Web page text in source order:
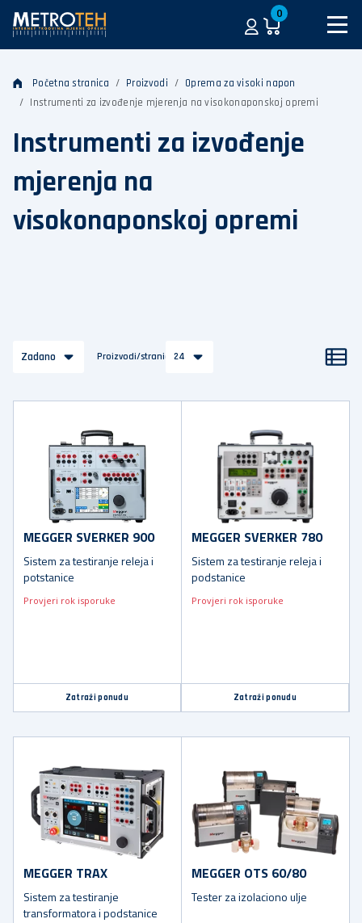
0
Početna stranica Proizvodi
Oprema za visoki napon
Instrumenti za izvođenje mjerenja na visokonaponskoj opremi
Instrumenti za izvođenje
mjerenja na
visokonaponskoj opremi
Zadano Proizvodi/stranica24
MEGGER SVERKER 900
Sistem za testiranje releja i
potstanice
Provjeri rok isporuke
Zatraži ponudu
MEGGER SVERKER 780
Sistem za testiranje releja i
podstanice
Provjeri rok isporuke
Zatraži ponudu
MEGGER TRAX
Sistem za testiranje
transformatora i podstanice
MEGGER OTS 60/80
Tester za izolaciono ulje